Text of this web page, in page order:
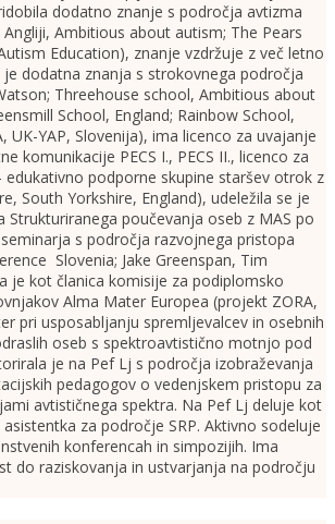
dodatno znanje s področja avtizma
Ambitious about autism; The Pears
Education), znanje vzdržuje z več letno
je dodatna znanja s strokovnega področja
Threehouse school, Ambitious about
School, England; Rainbow School,
UK-YAP, Slovenija), ima licenco za uvajanje
komunikacije PECS I., PECS II., licenco za
edukativno podporne skupine staršev otrok z
South Yorkshire, England), udeležila se je
Strukturiranega poučevanja oseb z MAS po
s področja razvojnega pristopa
Slovenia; Jake Greenspan, Tim
je kot članica komisije za podiplomsko
Alma Mater Europea (projekt ZORA,
pri usposabljanju spremljevalcev in osebnih
oseb s spektroavtistično motnjo pod
je na Pef Lj s področja izobraževanja
pedagogov o vedenjskem pristopu za
avtističnega spektra. Na Pef Lj deluje kot
za področje SRP. Aktivno sodeluje
konferencah in simpozijih. Ima
do raziskovanja in ustvarjanja na področju